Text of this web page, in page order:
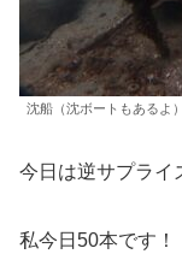
沈船（沈ボートもあるよ）
今日は逆サプライ
私今日50本です